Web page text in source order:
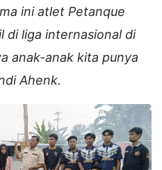
ini atlet Petanque
di liga internasional di
anak-anak kita punya
Ahenk.